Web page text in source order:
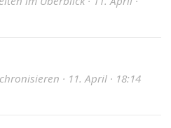
· 11. April · 18:14